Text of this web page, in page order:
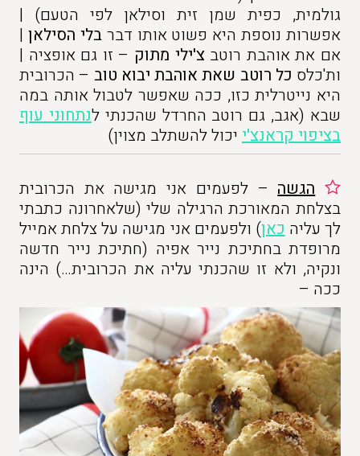
גולמית, כפית שמן זית וסילאן לפי הטעם) |
אפשרות נוספת היא פשוט אותו דברבלי הסילאן |
אם את אוהבת רוטבצ'ילי מתוק – זו גם אופציה |
ות'כלס כל רוטב שאת אוהבת יבוא טוב – הכרובית
היא נייטרלית כזו, ככה שאפשר לטבול אותה במה
שבא (אגב, גם רוטב החרדל שהכנתי לנתחוני עוף
בציפוי קראנצ'י יכול להשתלב מצוין)
הגשה– לפעמים אני מגישה את הכרובית
בצלחת המאורכת הרגילה שלי (שלאחרונה כתבתי
לך עליהכאן) ולפעמים אני מגישה על צלחת אמייל
מרופדת בחתיכת נייר אפיה (חתיכת נייר חדשה
ונקיה, ולא זו שהכנתי עליה את הכרובית…) הינה
ככה –